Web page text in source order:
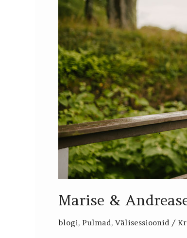
Marise &
blogi, Pulmad,Välisessioonid /